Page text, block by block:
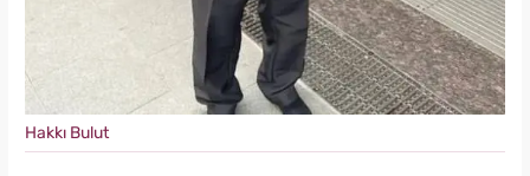
Hakkı Bulut